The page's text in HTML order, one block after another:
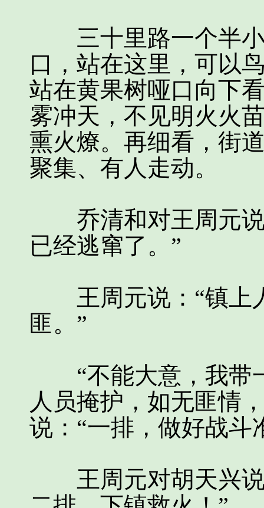
三十里路一个半小
口，站在这里，可以
站在黄果树哑口向下
雾冲天，不见明火火
熏火燎。再细看，街
聚集、有人走动。
乔清和对王周元说
已经逃窜了。”
王周元说：“镇上
匪。”
“不能大意，我带
人员掩护，如无匪情
说：“一排，做好战斗
王周元对胡天兴说